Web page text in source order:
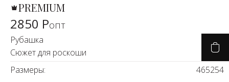
PREMIUM
2850 Ропт
Рубашка
Сюжет для роскоши
Размеры:
465254